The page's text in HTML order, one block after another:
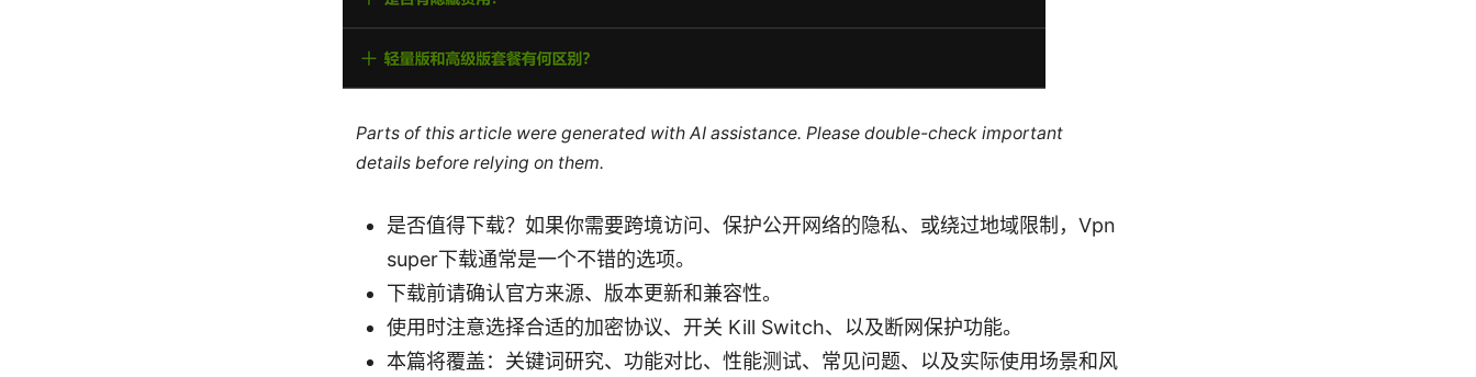
Parts of this article were generated with AI assistance. Please double-check important
details before relying on them.
是否值得下载？如果你需要跨境访问、保护公开网络的隐私、或绕过地域限制，Vpn
super下载通常是一个不错的选项。
下载前请确认官方来源、版本更新和兼容性。
使用时注意选择合适的加密协议、开关 Kill Switch、以及断网保护功能。
本篇将覆盖：关键词研究、功能对比、性能测试、常见问题、以及实际使用场景和风